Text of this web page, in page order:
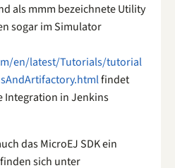
als mmm bezeichnete Utility
sogar im Simulator
en/latest/Tutorials/tutorial
findet
Integration in Jenkins
das MicroEJ SDK ein
sich unter